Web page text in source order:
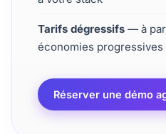
Tarifs dégressifs — à
économies progressives
Réserver une démo